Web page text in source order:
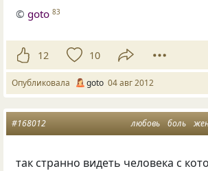
©goto 83
12 10
Опубликовала goto 04 авг 2012
любовь боль
#168012
так странно видеть человека с